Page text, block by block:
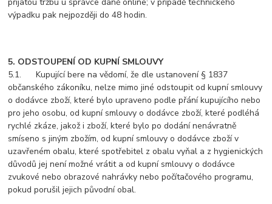
výpadku pak nejpozději do 48 hodin.
5. ODSTOUPENÍ OD KUPNÍ SMLOUVY
5.1. Kupující bere na vědomí, že dle ustanovení § 1837
občanského zákoníku, nelze mimo jiné odstoupit od kupní smlouvy
o dodávce zboží, které bylo upraveno podle přání kupujícího nebo
pro jeho osobu, od kupní smlouvy o dodávce zboží, které podléhá
rychlé zkáze, jakož i zboží, které bylo po dodání nenávratně
smíseno s jiným zbožím, od kupní smlouvy o dodávce zboží v
uzavřeném obalu, které spotřebitel z obalu vyňal a z hygienických
důvodů jej není možné vrátit a od kupní smlouvy o dodávce
zvukové nebo obrazové nahrávky nebo počítačového programu,
pokud porušil jejich původní obal.